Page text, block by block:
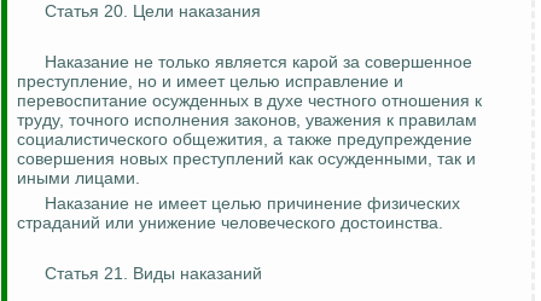
Статья 20. Цели наказания
Наказание не только является карой за совершенное
преступление, но и имеет целью исправление и
перевоспитание осужденных в духе честного отношения к
труду, точного исполнения законов, уважения к правилам
социалистического общежития, а также предупреждение
совершения новых преступлений как осужденными, так и
иными лицами.
Наказание не имеет целью причинение физических
страданий или унижение человеческого достоинства.
Статья 21. Виды наказаний